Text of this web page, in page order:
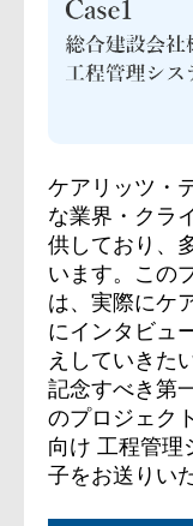
ケアリッツ・
な業界・クラ
供しており、
います。この
は、実際にケ
にインタビュ
えしていきた
記念すべき第
のプロジェク
向け 工程管理
子をお送りい